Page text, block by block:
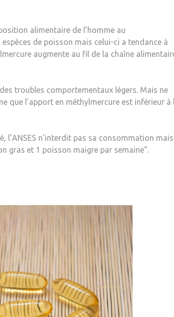
alimentaire de l’homme au
de poisson mais celui-ci a tendance à
augmente au fil de la chaîne
troubles comportementaux légers. Mais ne
que l’apport en méthylmercure est inférieur à
n’interdit pas sa consommation
gras et 1 poisson maigre par semaine”.